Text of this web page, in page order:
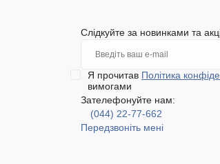
Слідкуйте за новинками та
Я прочитав Політика
вимогами
Зателефонуйте нам:
(044) 22-77-662
Передзвоніть мені